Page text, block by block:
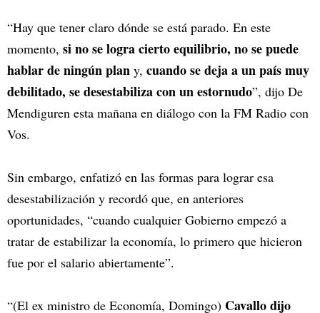
“Hay que tener claro dónde se está parado. En este
momento, si no se logra cierto equilibrio, no se puede
hablar de ningún plan y, cuando se deja a un país muy
debilitado, se desestabiliza con un estornudo”, dijo De
Mendiguren esta mañana en diálogo con la FM Radio con
Vos.
Sin embargo, enfatizó en las formas para lograr esa
desestabilización y recordó que, en anteriores
oportunidades, “cuando cualquier Gobierno empezó a
tratar de estabilizar la economía, lo primero que hicieron
fue por el salario abiertamente”.
“(El ex ministro de Economía, Domingo) Cavallo dijo